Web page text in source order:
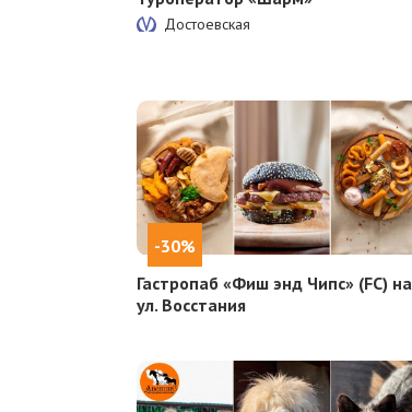
Достоевская
-30%
Гастропаб «Фиш энд Чипс» (FC) на
ул. Восстания